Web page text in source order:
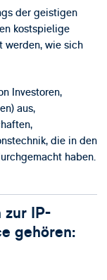
der geistigen
kostspielige
werden, wie sich
Investoren,
aus,
die in den
haben.
zur IP-
gehören: